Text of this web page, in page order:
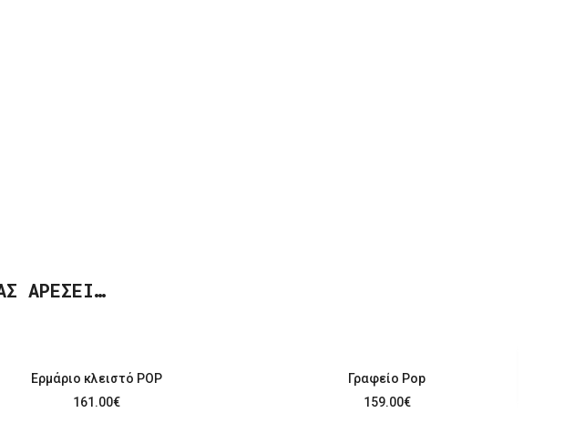
ΑΡΈΣΕΙ…
Ερμάριο κλειστό POP
161.00€
Γραφείο Pop
159.00€